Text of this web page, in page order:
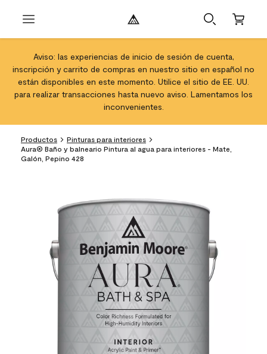
Aviso: las experiencias de inicio de sesión de cuenta,
inscripción y carrito de compras en nuestro sitio en español no
están disponibles en este momento. Utilice el sitio de EE. UU.
para realizar transacciones hasta nuevo aviso. Lamentamos los
inconvenientes.
Productos
Pinturas para interiores
Aura® Baño y balneario Pintura al agua para interiores - Mate,
Galón, Pepino 428